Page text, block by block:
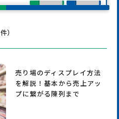
件）
売り場のディスプレイ方法
を解説！基本から売上アッ
プに繋がる陳列まで